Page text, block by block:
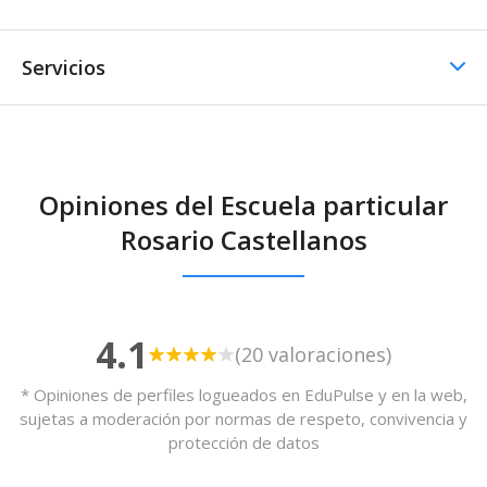
Servicios
Comedor / Cafetería -
Cocina propia
Opiniones del Escuela particular
Rosario Castellanos
4.1 (20 valoraciones)
* Opiniones de perfiles logueados en EduPulse y en la web,
sujetas a moderación por normas de respeto, convivencia y
protección de datos